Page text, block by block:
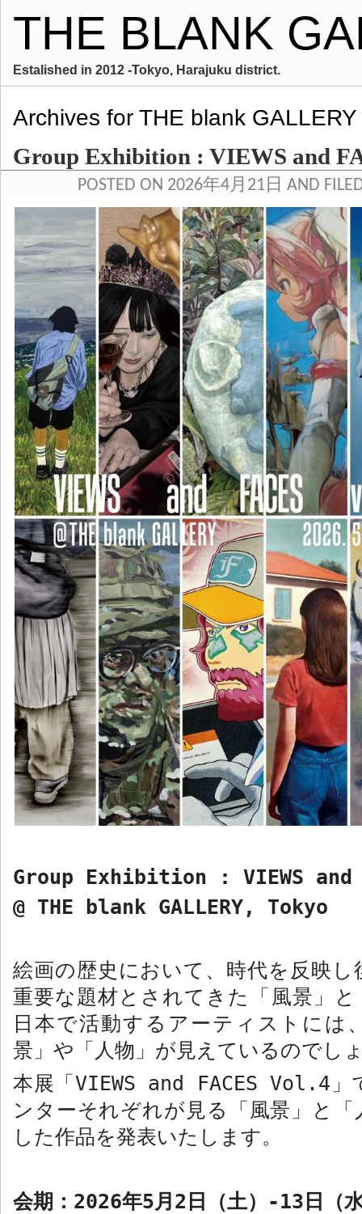
THE BLANK
Estalished in 2012 -Tokyo, Harajuku district.
Archives for THE blank GALLERY
Group Exhibition : VIEWS and
POSTED ON 2026年4月21日 AND
Group Exhibition : VIEWS and
@ THE blank GALLERY, Tokyo
絵画の歴史において、時代を反映
重要な題材とされてきた「風景」
日本で活動するアーティストには
景」や「人物」が見えているのでし
本展「 VIEWS and FACES Vol.4
ンターそれぞれが見る「風景」と
した作品を発表いたします。
会期： 2026年5月 2 日（土） -13 日（